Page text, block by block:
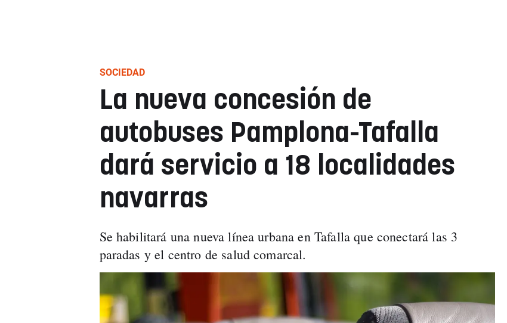
SOCIEDAD
La nueva concesión de
autobuses Pamplona-Tafalla
dará servicio a 18 localidades
navarras
Se habilitará una nueva línea urbana en Tafalla que conectará las 3
paradas y el centro de salud comarcal.